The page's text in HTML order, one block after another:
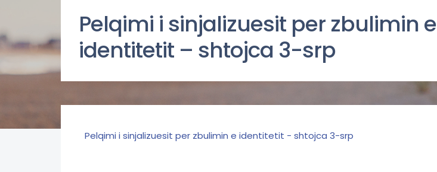
Pelqimi i sinjalizuesit per zbulimin e
identitetit – shtojca 3-srp
Pelqimi i sinjalizuesit per zbulimin e identitetit - shtojca 3-srp